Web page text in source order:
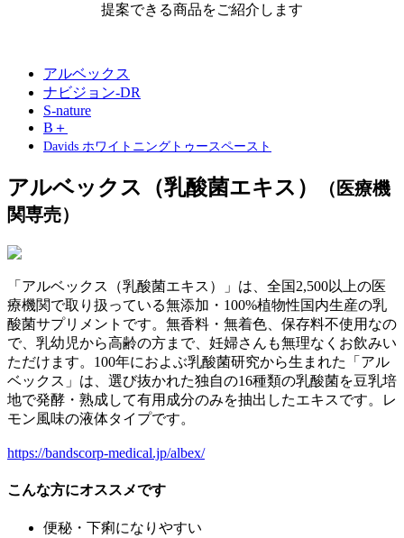
提案できる商品をご紹介します
アルベックス
ナビジョン-DR
S-nature
B＋
Davids ホワイトニングトゥースペースト
アルベックス（乳酸菌エキス）
（医療機
関専売）
「アルベックス（乳酸菌エキス）」は、全国2,500以上の医
療機関で取り扱っている無添加・100%植物性国内生産の乳
酸菌サプリメントです。無香料・無着色、保存料不使用なの
で、乳幼児から高齢の方まで、妊婦さんも無理なくお飲みい
ただけます。100年におよぶ乳酸菌研究から生まれた「アル
ベックス」は、選び抜かれた独自の16種類の乳酸菌を豆乳培
地で発酵・熟成して有用成分のみを抽出したエキスです。レ
モン風味の液体タイプです。
https://bandscorp-medical.jp/albex/
こんな方にオススメです
便秘・下痢になりやすい